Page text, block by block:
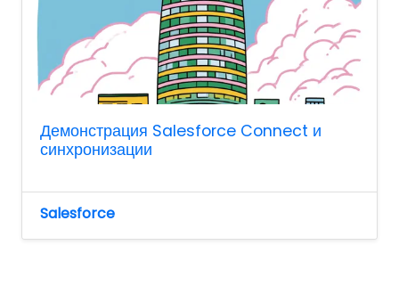
Демонстрация Salesforce Connect и
синхронизации
Salesforce